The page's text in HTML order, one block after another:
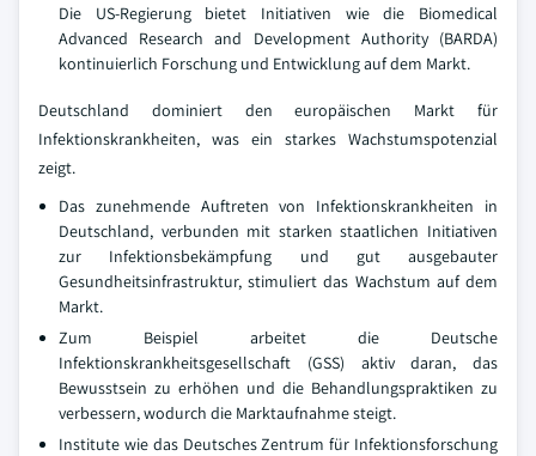
Die US-Regierung bietet Initiativen wie die Biomedical
Advanced Research and Development Authority (BARDA)
kontinuierlich Forschung und Entwicklung auf dem Markt.
Deutschland dominiert den europäischen Markt für
Infektionskrankheiten, was ein starkes Wachstumspotenzial
zeigt.
Das zunehmende Auftreten von Infektionskrankheiten in
Deutschland, verbunden mit starken staatlichen Initiativen
zur Infektionsbekämpfung und gut ausgebauter
Gesundheitsinfrastruktur, stimuliert das Wachstum auf dem
Markt.
Zum Beispiel arbeitet die Deutsche
Infektionskrankheitsgesellschaft (GSS) aktiv daran, das
Bewusstsein zu erhöhen und die Behandlungspraktiken zu
verbessern, wodurch die Marktaufnahme steigt.
Institute wie das Deutsches Zentrum für Infektionsforschung